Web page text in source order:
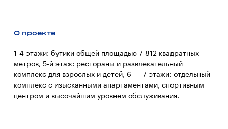
О проекте
1-4 этажи: бутики общей площадью 7 812 квадратных
метров, 5-й этаж: рестораны и развлекательный
комплекс для взрослых и детей, 6 — 7 этажи: отдельный
комплекс с изысканными апартаментами, спортивным
центром и высочайшим уровнем обслуживания.